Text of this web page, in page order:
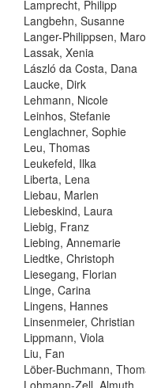
Lamprecht, Philipp
Langbehn, Susanne
Langer-Philippsen,
Lassak, Xenia
László da Costa, Dana
Laucke, Dirk
Lehmann, Nicole
Leinhos, Stefanie
Lenglachner, Sophie
Leu, Thomas
Leukefeld, Ilka
Liberta, Lena
Liebau, Marlen
Liebeskind, Laura
Liebig, Franz
Liebing, Annemarie
Liedtke, Christoph
Liesegang, Florian
Linge, Carina
Lingens, Hannes
Linsenmeier, Christian
Lippmann, Viola
Liu, Fan
Löber-Buchmann,
Lohmann-Zell, Almuth